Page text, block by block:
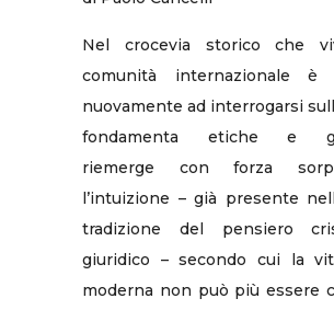
Nel crocevia storico che
comunità internazionale è
nuovamente ad interrogarsi
fondamenta etiche e
riemerge con forza
l’intuizione – già presente
tradizione del pensiero
giuridico – secondo cui la
moderna non può più essere